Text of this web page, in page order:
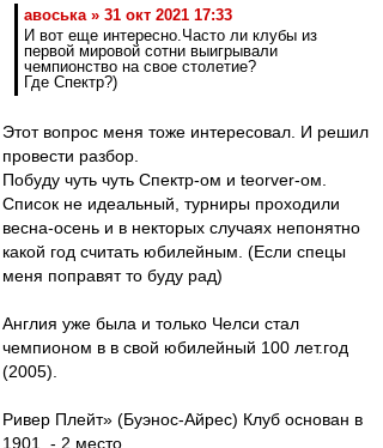
авоська » 31 окт 2021 17:33
И вот еще интересно.Часто ли клубы из
первой мировой сотни выигрывали
чемпионство на свое столетие?
Где Спектр?)
Этот вопрос меня тоже интересовал. И решил
провести разбор.
Побуду чуть чуть Спектр-ом и teorver-ом.
Список не идеальный, турниры проходили
весна-осень и в некторых случаях непонятно
какой год считать юбилейным. (Если спецы
меня поправят то буду рад)
Англия уже была и только Челси стал
чемпионом в в свой юбилейный 100 лет.год
(2005).
Ривер Плейт» (Буэнос-Айрес) Клуб основан в
1901 - 2 место